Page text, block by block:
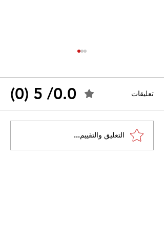
القضاء الإداري يقضي بحل
نقابة "كنابست"
تعليقات 0.0/ 5 (0)
التعليق والتقييم...